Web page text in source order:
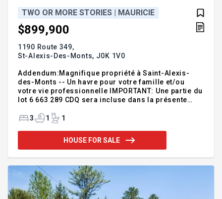
TWO OR MORE STORIES | MAURICIE
$899,900
1190 Route 349,
St-Alexis-Des-Monts, J0K 1V0
Addendum:Magnifique propriété à Saint-Alexis-
des-Monts -- Un havre pour votre famille et/ou
votre vie professionnelle IMPORTANT: Une partie du
lot 6 663 289 CDQ sera incluse dans la présente
supplémentaires, en partie située derrière le
Située au coeur de la charmante municipalité de
Saint-Alexis-des-Monts, cette superbe propriété
professionnel à domicile, les possibilités y sont
nombreuses e
3 1 1
HOUSE FOR SALE